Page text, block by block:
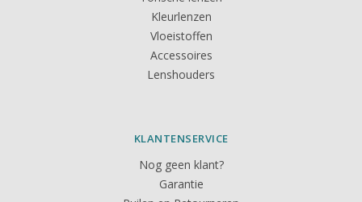
Kleurlenzen
Vloeistoffen
Accessoires
Lenshouders
KLANTENSERVICE
Nog geen klant?
Garantie